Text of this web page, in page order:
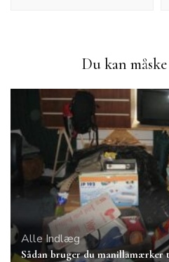
Du kan
Alle Indlæg
Sådan bruger du manillamærker